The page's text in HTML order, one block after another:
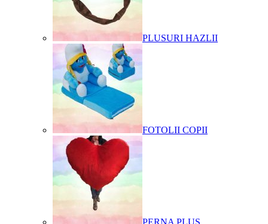
PLUSURI HAZLII
FOTOLII COPII
PERNA PLUS